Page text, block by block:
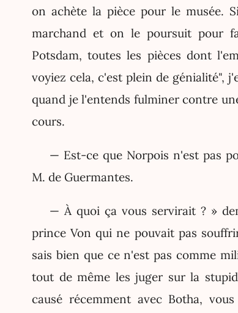
on achète la pièce pour le musée.
marchand et on le poursuit pour
Potsdam, toutes les pièces dont
voyiez cela, c'est plein de génialité",
quand je l'entends fulminer contre
cours.
— Est-ce que Norpois n'est pas
M. de Guermantes.
— À quoi ça vous servirait ? »
prince Von qui ne pouvait pas
sais bien que ce n'est pas comme
tout de même les juger sur la
causé récemment avec Botha,